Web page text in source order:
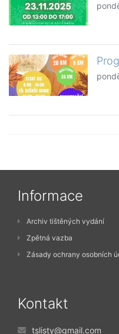
Informace
Archiv tištěných vydání
Zpětná vazba
Zásady ochrany osobních
Kontakt
tslisty@gmail.com